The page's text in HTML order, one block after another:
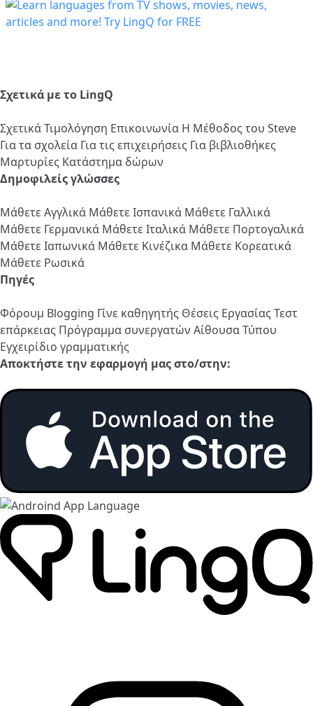
Σχετικά με το LingQ
ΣχετικάΤιμολόγηση Επικοινωνία Η Μέθοδος του Steve
Για τα σχολεία Για τις επιχειρήσεις Για βιβλιοθήκες
Μαρτυρίες Κατάστημα δώρων
Δημοφιλείς γλώσσες
Μάθετε Αγγλικά Μάθετε Ισπανικά Μάθετε Γαλλικά
Μάθετε Γερμανικά Μάθετε Ιταλικά Μάθετε Πορτογαλικά
Μάθετε Ιαπωνικά Μάθετε Κινέζικα Μάθετε Κορεατικά
Μάθετε Ρωσικά
Πηγές
Φόρουμ Blogging Γίνε καθηγητής Θέσεις ΕργασίαςΤεστ
επάρκειας Πρόγραμμα συνεργατών Αίθουσα Τύπου
Εγχειρίδιο γραμματικής
Αποκτήστε την εφαρμογή μας στο/στην: